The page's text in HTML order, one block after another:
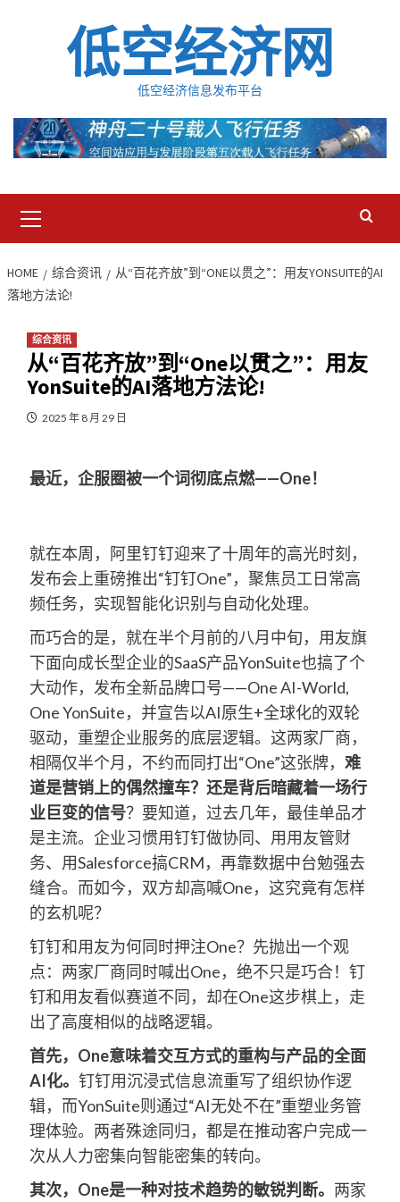
低空经济网
低空经济信息发布平台
Menu
HOME 综合资讯
从“百花齐放”到“ONE以贯之”：用友YONSUITE的AI
落地方法论!
综合资讯
从“百花齐放”到“One以贯之”：用友
YonSuite的AI落地方法论!
2025 年 8 月 29 日
最近，企服圈被一个词彻底点燃——One！
就在本周，阿里钉钉迎来了十周年的高光时刻，
发布会上重磅推出“钉钉One”，聚焦员工日常高
频任务，实现智能化识别与自动化处理。
而巧合的是，就在半个月前的八月中旬，用友旗
下面向成长型企业的SaaS产品YonSuite也搞了个
大动作，发布全新品牌口号——One AI-World,
One YonSuite，并宣告以AI原生+全球化的双轮
驱动，重塑企业服务的底层逻辑。这两家厂商，
相隔仅半个月，不约而同打出“One”这张牌， 难
道是营销上的偶然撞车？还是背后暗藏着一场行
业巨变的信号？要知道，过去几年，最佳单品才
是主流。企业习惯用钉钉做协同、用用友管财
务、用Salesforce搞CRM，再靠数据中台勉强去
缝合。而如今，双方却高喊One，这究竟有怎样
的玄机呢？
钉钉和用友为何同时押注One？先抛出一个观
点：两家厂商同时喊出One，绝不只是巧合！钉
钉和用友看似赛道不同，却在One这步棋上，走
出了高度相似的战略逻辑。
首先，One意味着交互方式的重构与产品的全面
AI化。 钉钉用沉浸式信息流重写了组织协作逻
辑，而YonSuite则通过“AI无处不在”重塑业务管
理体验。两者殊途同归，都是在推动客户完成一
次从人力密集向智能密集的转向。
其次，One是一种对技术趋势的敏锐判断。 两家